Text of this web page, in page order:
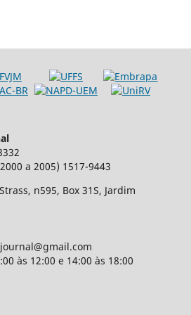
a 2005) 1517-9443
n595, Box 31S, Jardim
às 12:00 e 14:00 às 18:00